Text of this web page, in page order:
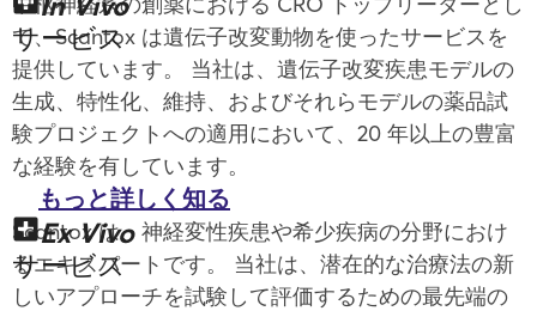
サービス
て、Scantox は遺伝子改変動物を使ったサービスを
提供しています。 当社は、遺伝子改変疾患モデルの
生成、特性化、維持、およびそれらモデルの薬品試
験プロジェクトへの適用において、20 年以上の豊富
な経験を有しています。
もっと詳しく知る
Ex Vivo
サービス
Scantox は、神経変性疾患や希少疾病の分野におけ
るエキスパートです。 当社は、潜在的な治療法の新
しいアプローチを試験して評価するための最先端の